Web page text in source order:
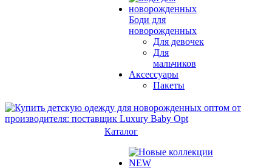
Боди для
новорожденных
Для девочек
Для
мальчиков
Аксессуары
Пакеты
Каталог